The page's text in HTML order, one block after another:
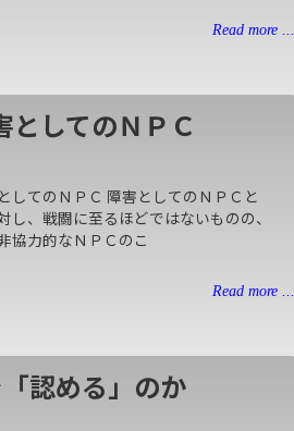
Read more ...
してのＮＰＣ
してのＮＰＣ 障害としてのＮＰＣと
し、戦闘に至るほどではないものの、
協力的なＮＰＣのこ
Read more ...
認める」のか